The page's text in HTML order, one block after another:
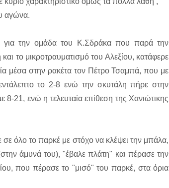
αγώνα.
για την ομάδα του Κ.Σδράκα που παρά την
το μικροτραυματισμό του Αλεξίου, κατάφερε
μέσα στην ρακέτα τον Πέτρο Τσαμπά, που με
το 2-8 ενώ την σκυτάλη πήρε στην
8-21, ενώ η τελευταία επίθεση της Χανιώτικης
σε όλο το παρκέ με στόχο να κλέψει την μπάλα,
άμυνά του), "έβαλε πλάτη" και πέρασε την
που πέρασε το "μισό" του παρκέ, στα όρια